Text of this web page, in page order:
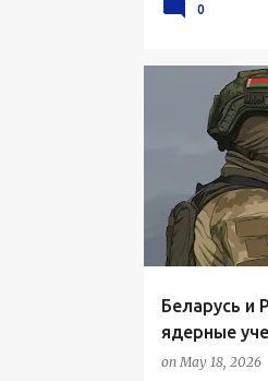
0
Беларусь и
ядерные
стран НАТО
onMay 18, 2026